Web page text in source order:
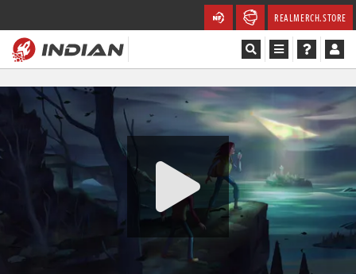
REALMERCH.STORE
Magazín
Recenze